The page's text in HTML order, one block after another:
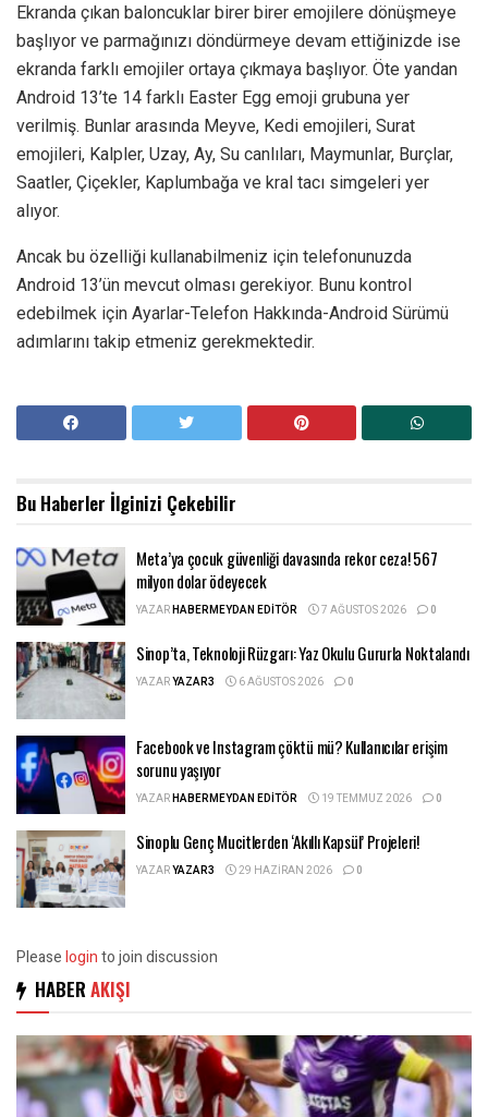
Ekranda çıkan baloncuklar birer birer emojilere dönüşmeye
başlıyor ve parmağınızı döndürmeye devam ettiğinizde ise
ekranda farklı emojiler ortaya çıkmaya başlıyor. Öte yandan
Android 13’te 14 farklı Easter Egg emoji grubuna yer
verilmiş. Bunlar arasında Meyve, Kedi emojileri, Surat
emojileri, Kalpler, Uzay, Ay, Su canlıları, Maymunlar, Burçlar,
Saatler, Çiçekler, Kaplumbağa ve kral tacı simgeleri yer
alıyor.
Ancak bu özelliği kullanabilmeniz için telefonunuzda
Android 13’ün mevcut olması gerekiyor. Bunu kontrol
edebilmek için Ayarlar-Telefon Hakkında-Android Sürümü
adımlarını takip etmeniz gerekmektedir.
Bu Haberler İlginizi Çekebilir
Meta’ya çocuk güvenliği davasında rekor ceza! 567
milyon dolar ödeyecek
YAZARHABERMEYDAN EDITÖR 7 AĞUSTOS 2026 0
Sinop’ta, Teknoloji Rüzgarı: Yaz Okulu Gururla Noktalandı
YAZARYAZAR3 6 AĞUSTOS 2026 0
Facebook ve Instagram çöktü mü? Kullanıcılar erişim
sorunu yaşıyor
YAZARHABERMEYDAN EDITÖR 19 TEMMUZ 2026 0
Sinoplu Genç Mucitlerden ‘Akıllı Kapsül’ Projeleri!
YAZARYAZAR3 29 HAZIRAN 2026 0
Pleaseloginto join discussion
HABER AKIŞI